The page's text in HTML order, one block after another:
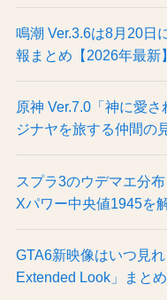
鳴潮 Ver.3.6は8月20日
報まとめ【2026年最新】
原神 Ver.7.0「神に愛
ジナヤを旅する仲間の
スプラ3のウデマエ分
Xパワー中央値1945を
GTA6新映像はいつ見
Extended Look」まとめ